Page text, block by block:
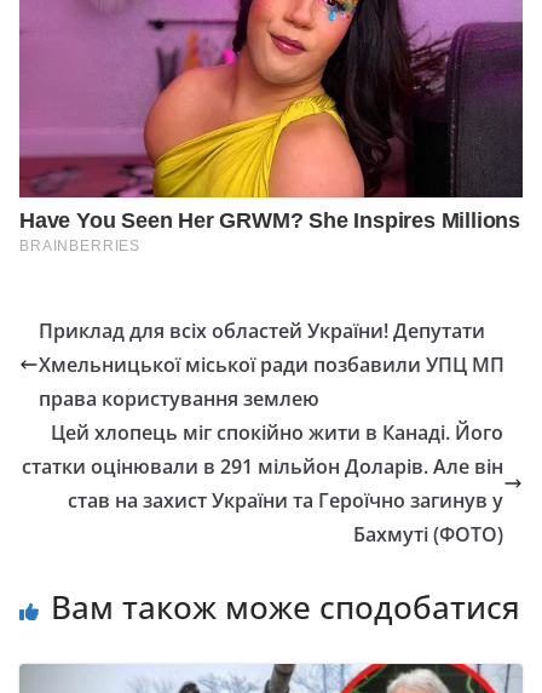
Приклад для всіх областей України! Депутати
Хмельницької міської ради позбавили УПЦ МП
права користування землею
Цей хлопець міг спокійно жити в Канаді. Його
статки оцінювали в 291 мільйон Доларів. Але він
став на захист України та Героїчно загинув у
Бахмуті (ФОТО)
Вам також може сподобатися